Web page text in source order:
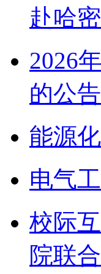
赴哈
2026
的公
能源
电气
校际
院联